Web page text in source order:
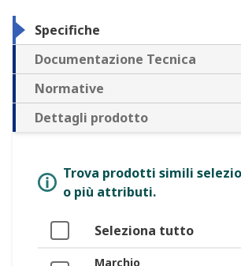
Specifiche
Documentazione Tecnica
Normative
Dettagli prodotto
Trova prodotti simili
o più attributi.
Seleziona tutto
Marchio